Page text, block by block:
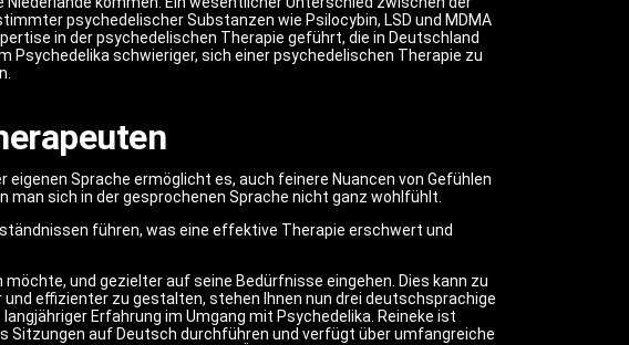
psychedelischer Substanzen wie Psilocybin, LSD und MDMA
in der psychedelischen Therapie geführt, die in Deutschland
schwieriger, sich einer psychedelischen Therapie zu
Sprache ermöglicht es, auch feinere Nuancen von Gefühlen
man sich in der gesprochenen Sprache nicht ganz wohlfühlt.
führen, was eine effektive Therapie erschwert und
und gezielter auf seine Bedürfnisse eingehen. Dies kann zu
effizienter zu gestalten, stehen Ihnen nun drei deutschsprachige
Erfahrung im Umgang mit Psychedelika. Reineke ist
Sitzungen auf Deutsch durchführen und verfügt über umfangreiche